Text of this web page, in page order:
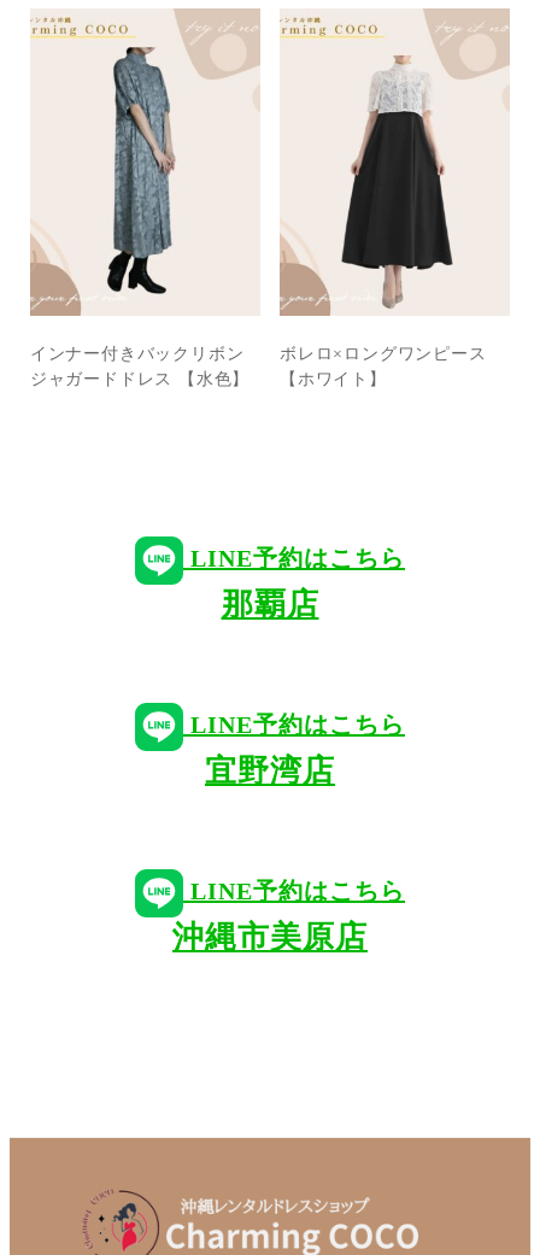
インナー付きバックリボン
ジャガードドレス 【水色】
ボレロ×ロングワンピース
【ホワイト】
LINE予約はこちら
那覇店
LINE予約はこちら
宜野湾店
LINE予約はこちら
沖縄市美原店